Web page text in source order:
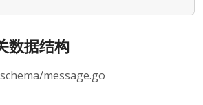
数据结构
message.go